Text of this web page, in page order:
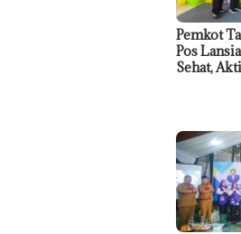
Pemkot
Pos
Sehat,